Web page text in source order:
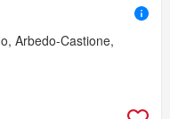
Arbedo-Castione,